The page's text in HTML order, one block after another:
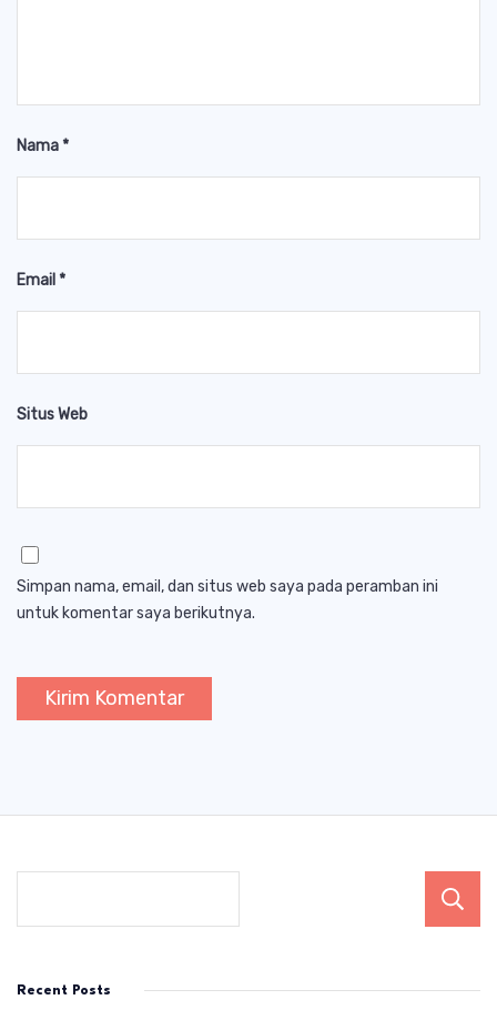
Nama*
Email *
Situs Web
Simpan nama, email, dan situs web saya pada peramban ini
untuk komentar saya berikutnya.
Recent Posts